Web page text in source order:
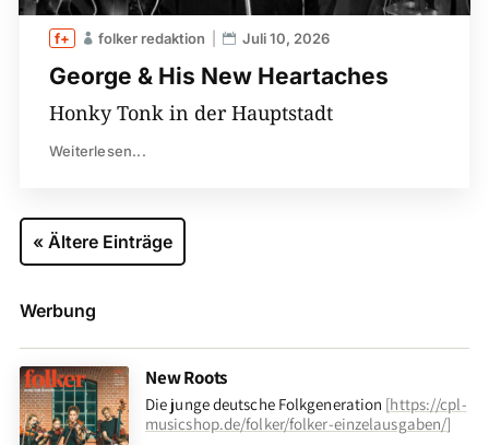
George & His New Heartaches
folker redaktion Juli 10, 2026
Honky Tonk in der Hauptstadt
Weiterlesen...
« Ältere Einträge
Werbung
New Roots
Die junge deutsche Folkgeneration [https://cpl-
musicshop.de/folker/folker-einzelausgaben/]